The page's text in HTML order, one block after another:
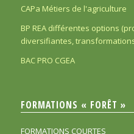
CAPa Métiers de l'agriculture
BP REA différentes options
diversifiantes,
BAC PRO CGEA
FORMATIONS « FORÊT »
FORMATIONS COURTES